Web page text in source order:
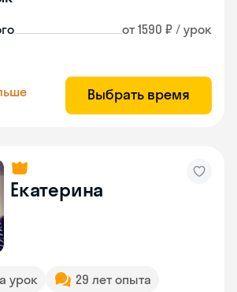
от 1590 ₽ / урок
Выбрать время
Екатерина
урок 29 лет опыта